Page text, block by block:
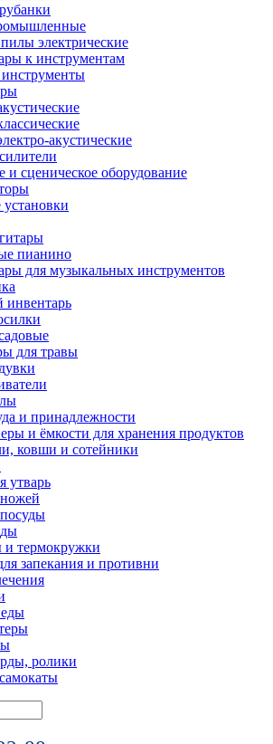
электрические
к инструментам
акустические
и сценическое оборудование
пианино
для музыкальных инструментов
инвентарь
для травы
и принадлежности
и ёмкости для хранения продуктов
ковши и сотейники
утварь
и термокружки
запекания и противни
ролики